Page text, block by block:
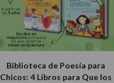
Biblioteca de Poesía para
Chicos: 4 Libros para Que los